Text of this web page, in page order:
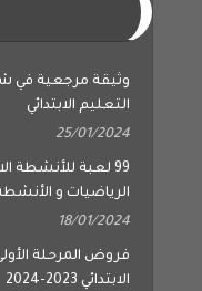
وثيقة مرجعية في
التعليم الابتدائي
25/01/2024
99 لعبة للأنشطة
الرياضيات و
18/01/2024
فروض المرحلة
الابتدائي 2023-2024